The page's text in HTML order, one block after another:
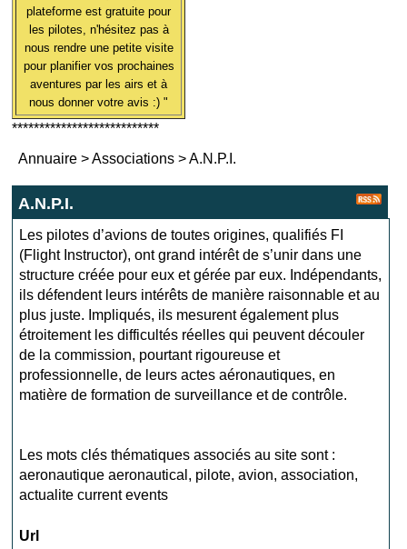
plateforme est gratuite pour
les pilotes, n'hésitez pas à
nous rendre une petite visite
pour planifier vos prochaines
aventures par les airs et à
nous donner votre avis :) "
***************************
Annuaire >Associations >A.N.P.I.
A.N.P.I.
Les pilotes d’avions de toutes origines, qualifiés FI
(Flight Instructor), ont grand intérêt de s’unir dans une
structure créée pour eux et gérée par eux. Indépendants,
ils défendent leurs intérêts de manière raisonnable et au
plus juste. Impliqués, ils mesurent également plus
étroitement les difficultés réelles qui peuvent découler
de la commission, pourtant rigoureuse et
professionnelle, de leurs actes aéronautiques, en
matière de formation de surveillance et de contrôle.
Les mots clés thématiques associés au site sont :
aeronautique aeronautical , pilote,avion,association,
actualite current events
Url